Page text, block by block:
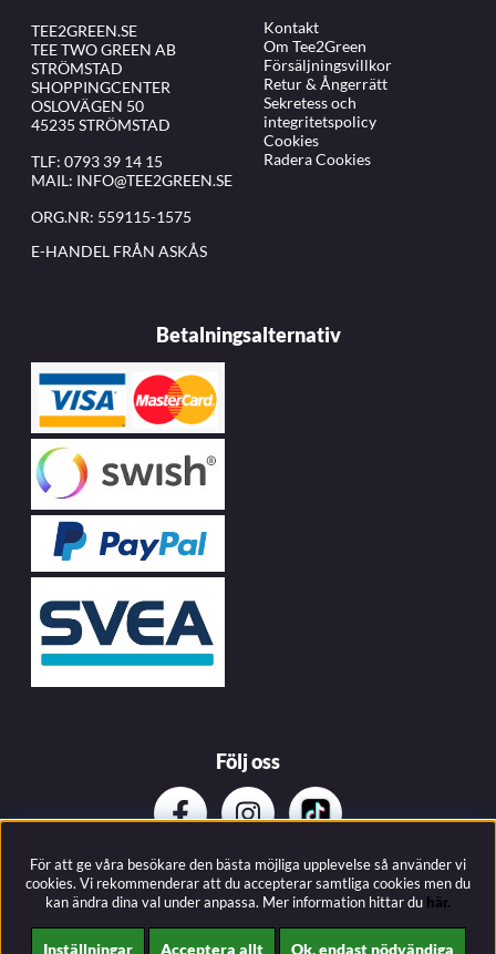
TEE2GREEN.SE
TEE TWO GREEN AB
STRÖMSTAD
SHOPPINGCENTER
OSLOVÄGEN 50
45235 STRÖMSTAD
TLF: 0793 39 14 15
MAIL: INFO@TEE2GREEN.SE
ORG.NR: 559115-1575
E-HANDEL FRÅN ASKÅS
Kontakt
Om Tee2Green
Försäljningsvillkor
Retur & Ångerrätt
Sekretess och
integritetspolicy
Cookies
Radera Cookies
Betalningsalternativ
Följ oss
Prenumerera på vårat nyhetsbrev
För att ge våra besökare den bästa möjliga upplevelse så använder vi
cookies. Vi rekommenderar att du accepterar samtliga cookies men du
kan ändra dina val under anpassa. Mer information hittar du här.
Inställningar Acceptera allt Ok, endast nödvändiga